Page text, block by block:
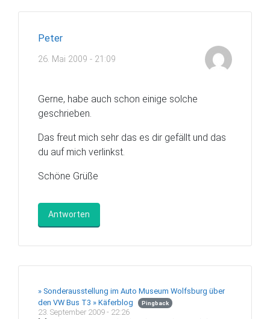
Peter
26. Mai 2009 - 21:09
Gerne, habe auch schon einige solche
geschrieben.
Das freut mich sehr das es dir gefällt und das
du auf mich verlinkst.
Schöne Grüße
Antworten
» Sonderausstellung im Auto Museum Wolfsburg über
den VW Bus T3 » Käferblog
Pingback
23. September 2009 - 22:26